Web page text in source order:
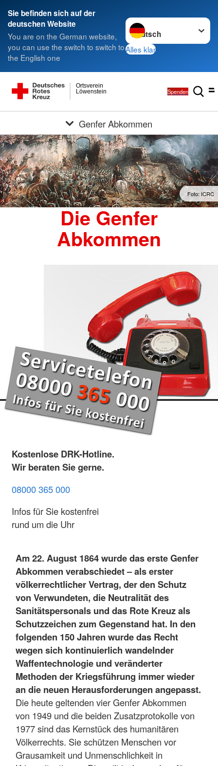
Sie befinden sich auf der
deutschen Website
You are on the German website,
you can use the switch to switch to
the English one
Sprache wechseln zu
Alles klar
Löwenstein
Ortsverein
Spenden
Genfer Abkommen
Foto: ICRC
Die Genfer
Abkommen
Kostenlose DRK-Hotline.
Wir beraten Sie gerne.
08000 365 000
Infos für Sie kostenfrei
rund um die Uhr
Am 22. August 1864 wurde das erste Genfer
Abkommen verabschiedet – als erster
völkerrechtlicher Vertrag, der den Schutz
von Verwundeten, die Neutralität des
Sanitätspersonals und das Rote Kreuz als
Schutzzeichen zum Gegenstand hat. In den
folgenden 150 Jahren wurde das Recht
wegen sich kontinuierlich wandelnder
Waffentechnologie und veränderter
Methoden der Kriegsführung immer wieder
an die neuen Herausforderungen angepasst.
Die heute geltenden vier Genfer Abkommen
von 1949 und die beiden Zusatzprotokolle von
1977 sind das Kernstück des humanitären
Völkerrechts. Sie schützen Menschen vor
Grausamkeit und Unmenschlichkeit in